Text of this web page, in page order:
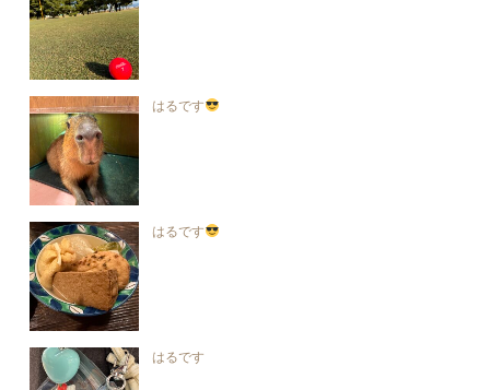
はるです
はるです
はるです